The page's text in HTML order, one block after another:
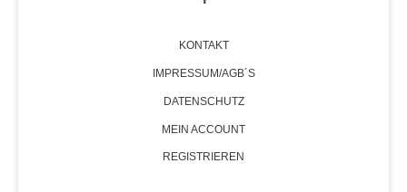
KONTAKT
IMPRESSUM/AGB´S
DATENSCHUTZ
MEIN ACCOUNT
REGISTRIEREN